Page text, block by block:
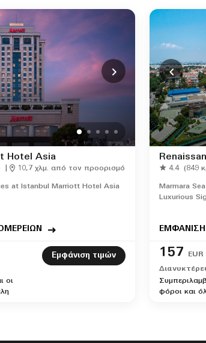
Hotel Asia
10,7 χλμ. από τον προορισμό
at Istanbul Marriott Hotel Asia
οι
Εμφάνιση τιμών
4.4 (849
Marmara
Luxurious
157
EUR
φόροι και